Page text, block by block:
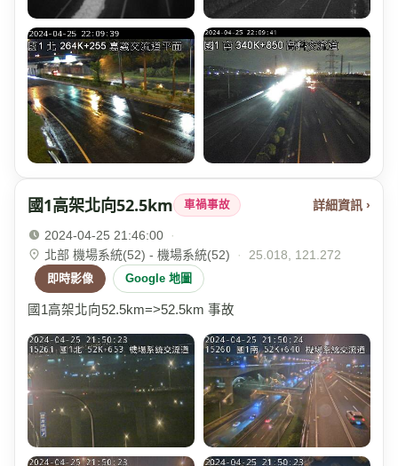
國1高架北向52.5km 車禍事故 詳細資訊 ›
2024-04-25 21:46:00
·
北部 機場系統(52) - 機場系統(52)
· 25.018, 121.272
即時影像 Google 地圖
國1高架北向52.5km=>52.5km 事故